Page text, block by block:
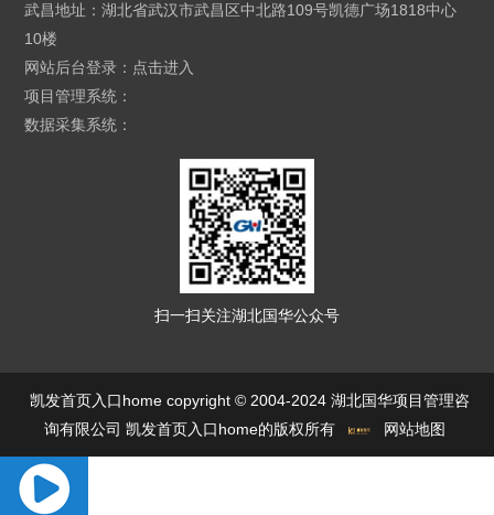
武昌地址：湖北省武汉市武昌区中北路109号凯德广场1818中心
10楼
网站后台登录： 点击进入
项目管理系统：
数据采集系统：
扫一扫关注湖北国华公众号
凯发首页入口home copyright © 2004-2024 湖北国华项目管理咨
询有限公司 凯发首页入口home的版权所有
网站地图